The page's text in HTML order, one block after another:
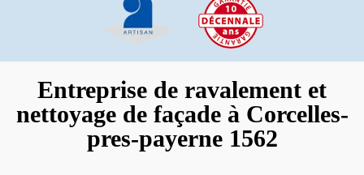
Entreprise de ravalement et
nettoyage de façade à Corcelles-
pres-payerne 1562